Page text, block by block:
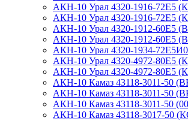
АКН-10 Урал 4320-1916-72E5
АКН-10 Урал 4320-1916-72E5
АКН-10 Урал 4320-1912-60Е5
АКН-10 Урал 4320-1912-60E5
АКН-10 Урал 4320-1934-
АКН-10 Урал 4320-4972-80Е5
АКН-10 Урал 4320-4972-80Е5
АКН-10 Камаз 43118-3011-50
АКН-10 Камаз 43118-3011-50
АКН-10 Камаз 43118-3011-50
АКН-10 Камаз 43118-3017-50